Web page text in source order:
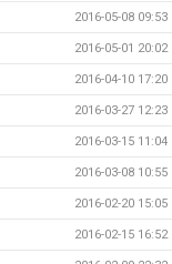
2016-05-08 09:53
2016-05-01 20:02
2016-04-10 17:20
2016-03-27 12:23
2016-03-15 11:04
2016-03-08 10:55
2016-02-20 15:05
2016-02-15 16:52